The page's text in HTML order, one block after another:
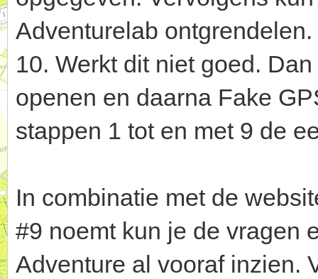
Adventurelab ontgrendelen.
10. Werkt dit niet goed.
openen en daarna Fake
stappen 1 tot en met 9 de
In combinatie met de
#9 noemt kun je de vragen
Adventure al vooraf inzien.